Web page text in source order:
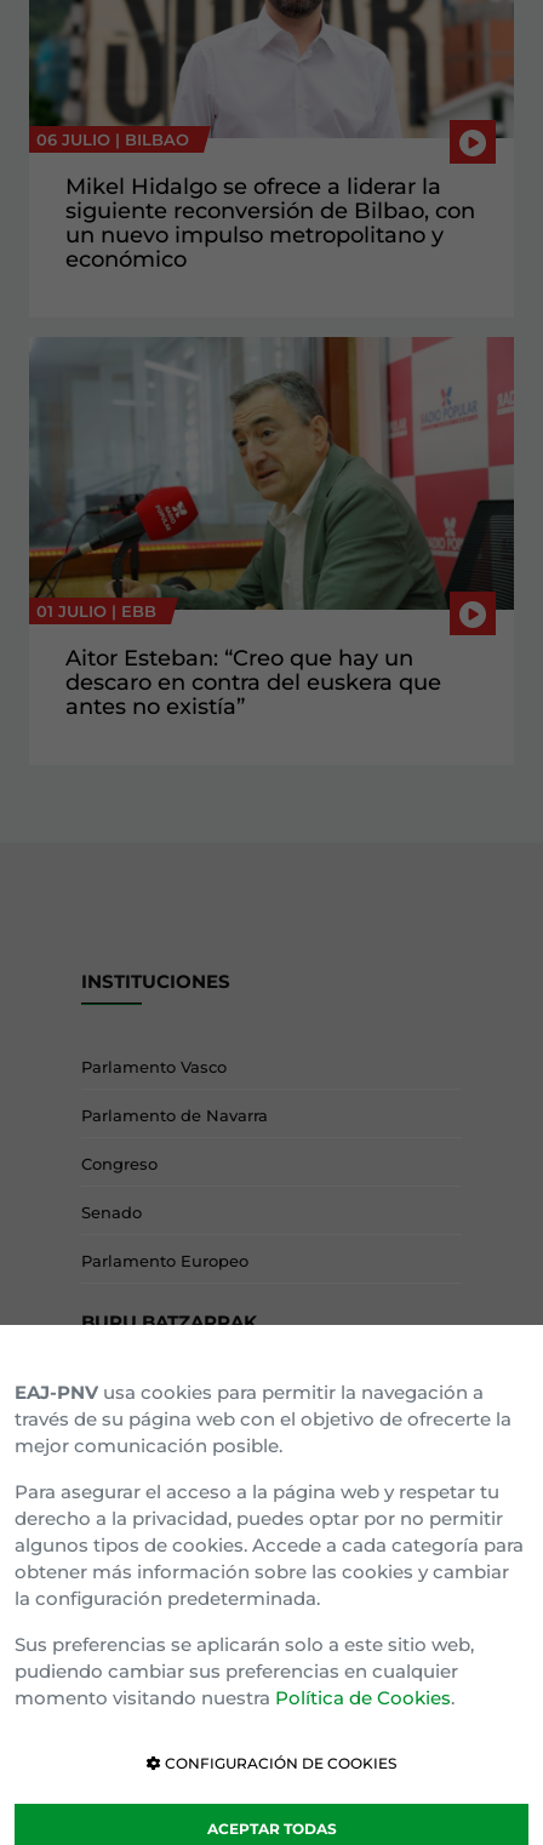
06 JULIO | BILBAO
Mikel Hidalgo se ofrece a liderar la
siguiente reconversión de Bilbao, con
un nuevo impulso metropolitano y
económico
01 JULIO | EBB
Aitor Esteban: “Creo que hay un
descaro en contra del euskera que
antes no existía”
INSTITUCIONES
Parlamento Vasco
Parlamento de Navarra
Congreso
Senado
Parlamento Europeo
BURU BATZARRAK
Araba Buru Batzar
Bizkai Buru Batzar
Gipuzko Buru Batzar
Ipar Buru Batzar
Napar Buru Batzar
EAJ-PNV usa cookies para permitir la navegación a
través de su página web con el objetivo de ofrecerte la
mejor comunicación posible.
Para asegurar el acceso a la página web y respetar tu
derecho a la privacidad, puedes optar por no permitir
algunos tipos de cookies. Accede a cada categoría para
obtener más información sobre las cookies y cambiar
la configuración predeterminada.
Sus preferencias se aplicarán solo a este sitio web,
pudiendo cambiar sus preferencias en cualquier
momento visitando nuestra Política de Cookies.
CONFIGURACIÓN DE COOKIES
ACEPTAR TODAS